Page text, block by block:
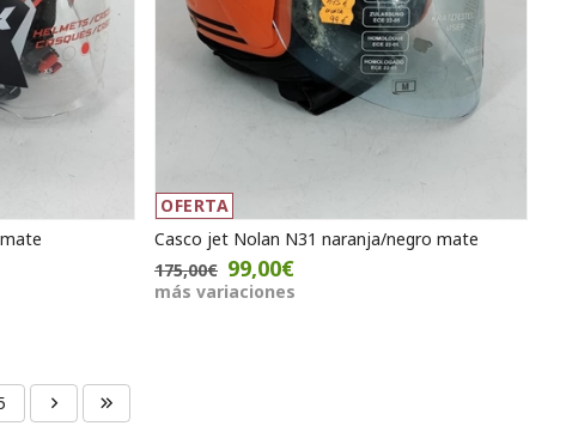
OFERTA
Casco jet Nolan N31 naranja/negro mate
175,00€ 99,00€
más variaciones